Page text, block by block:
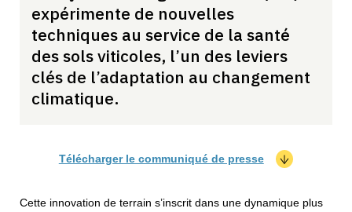
expérimente de nouvelles
techniques au service de la santé
des sols viticoles, l’un des leviers
clés de l’adaptation au changement
climatique.
Télécharger le communiqué de presse
Cette innovation de terrain s’inscrit dans une dynamique plus